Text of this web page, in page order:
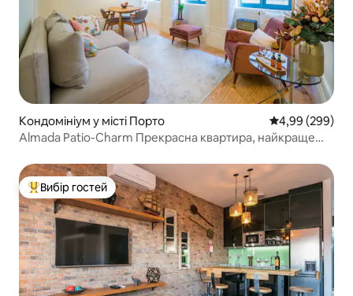
Кондомініум у місті Порто Середня
4,99 (299)
Almada Patio-Charm Прекрасна квартира, найкраще
Топ вибір гостей
Вибір гостей